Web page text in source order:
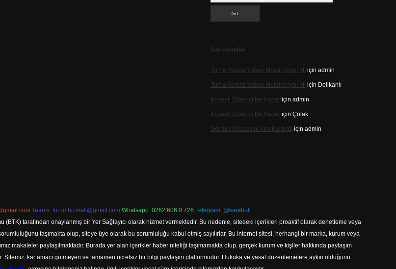
Son yorumlar
Turna Yemisi Yaban Mersini Aynı Mı için admin
Turna Yemisi Yaban Mersini Aynı Mı için Delikanlı
Kocaeli Öğrenci Ne Kadariçin admin
Kocaeli Öğrenci Ne Kadariçin Çolak
Göktürk Alfabesini Kim Kaldırdı için admin
Teams: forumhizmeti@gmail.com Whatsapp: 0262 606 0 726 Telegram: @karabul
tarafından onaylanmış bir Yer Sağlayıcı olarak hizmet vermektedir. Bu nedenle, sitedeki içerikleri proaktif olarak denetleme veya
taşımakta olup, siteye üye olarak bu sorumluluğu kabul etmiş sayılırlar. Bu internet sitesi, herhangi bir marka, kurum veya
makaleler paylaşılmaktadır. Burada yer alan içerikler haber niteliği taşımamakta olup, gerçek kurum ve kişiler hakkında paylaşım
kar amacı gütmeyen ve tamamen ücretsiz bir bilgi paylaşım platformudur. Hukuka ve yasal düzenlemelere aykırı olduğunu